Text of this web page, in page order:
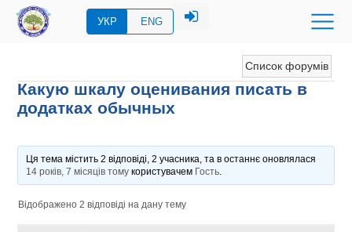
УКР ENG
Список форумів
Какую шкалу оценивания писать в
додатках обычных
Ця тема містить 2 відповіді, 2 учасника, та в останнє оновлялася
14 років, 7 місяців томукористувачем Гость.
Відображено 2 відповіді на дану тему